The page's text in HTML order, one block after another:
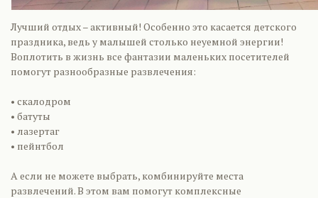
Лучший отдых – активный! Особенно это касается детского
праздника, ведь у малышей столько неуемной энергии!
Воплотить в жизнь все фантазии маленьких посетителей
помогут разнообразные развлечения:
• скалодром
• батуты
• лазертаг
• пейнтбол
А если не можете выбрать, комбинируйте места
развлечений. В этом вам помогут комплексные